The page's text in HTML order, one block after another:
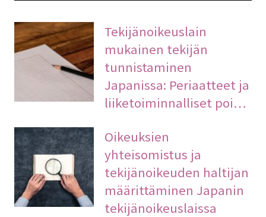
Tekijänoikeuslain
mukainen tekijän
tunnistaminen
Japanissa: Periaatteet ja
liiketoiminnalliset poi…
Oikeuksien
yhteisomistus ja
tekijänoikeuden haltijan
määrittäminen Japanin
tekijänoikeuslaissa